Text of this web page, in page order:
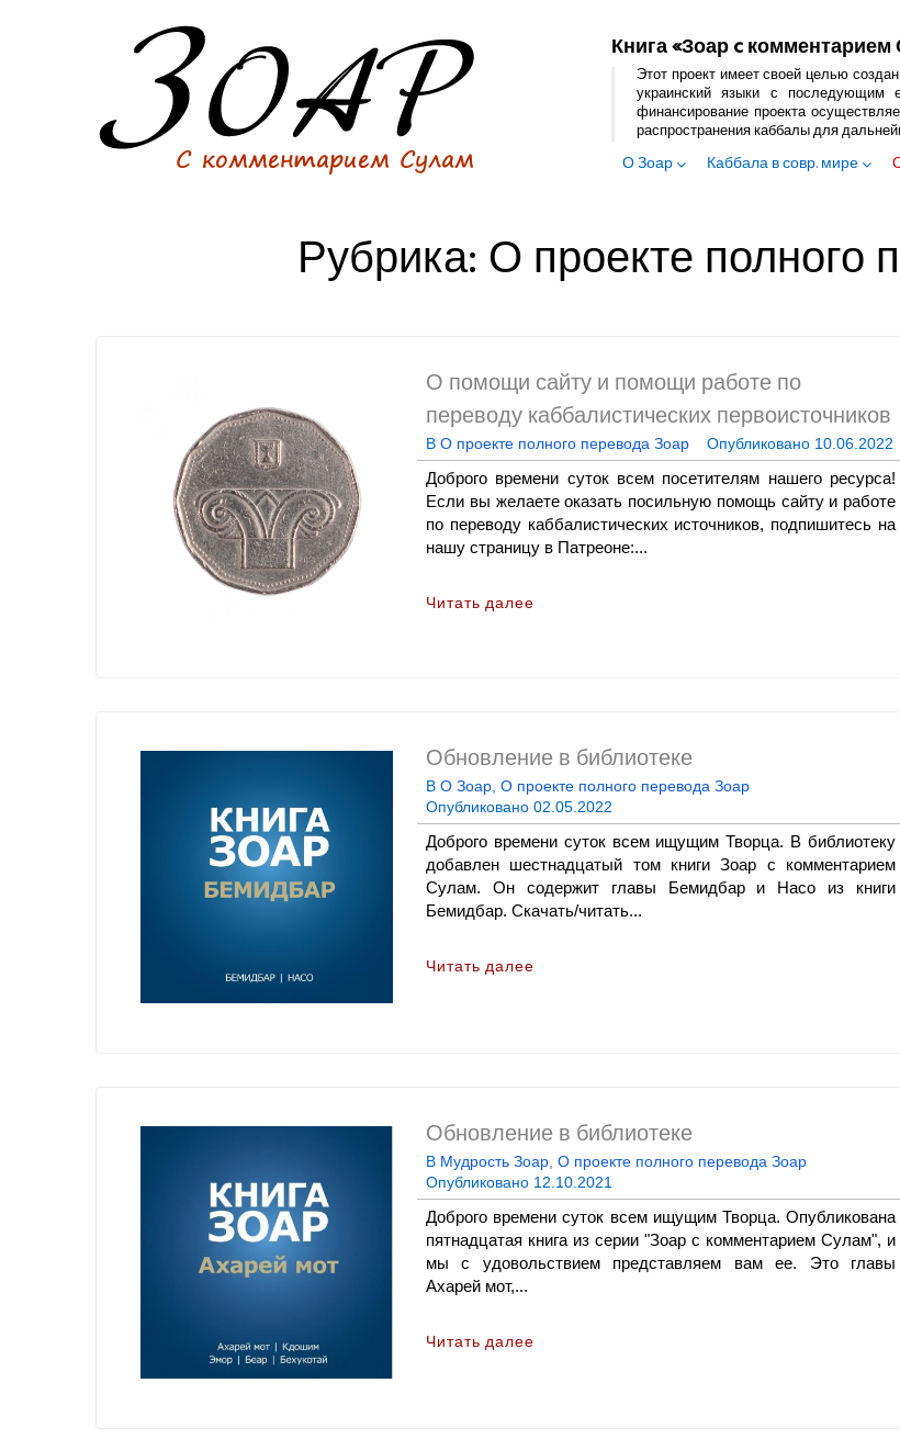
Книга «Зоар c
Этот проект имеет своей целью
украинский языки с последующим
финансирование проекта
распространения каббалы для
О Зоар Каббала в совр. мире
Рубрика: О проекте полного
О помощи сайту и помощи работе по
переводу каббалистических первоисточников
В О проекте полного перевода Зоар Опубликовано 10.06.2022
Доброго времени суток всем посетителям нашего ресурса!
Если вы желаете оказать посильную помощь сайту и работе
по переводу каббалистических источников, подпишитесь на
нашу страницу в Патреоне:...
Читать далее
Обновление в библиотеке
В О Зоар О проекте полного перевода Зоар
Опубликовано 02.05.2022
Доброго времени суток всем ищущим Творца. В библиотеку
добавлен шестнадцатый том книги Зоар с комментарием
Сулам. Он содержит главы Бемидбар и Насо из книги
Бемидбар. Скачать/читать...
Читать далее
Обновление в библиотеке
В Мудрость Зоар О проекте полного перевода Зоар
Опубликовано 12.10.2021
Доброго времени суток всем ищущим Творца. Опубликована
пятнадцатая книга из серии "Зоар с комментарием Сулам", и
мы с удовольствием представляем вам ее. Это главы
Ахарей мот,...
Читать далее